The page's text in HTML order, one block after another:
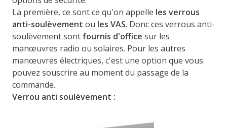
La première, ce sont ce qu'on appelle les verrous
anti-soulèvement ou les VAS. Donc ces verrous anti-
soulèvement sont fournis d'office sur les
manœuvres radio ou solaires. Pour les autres
manœuvres électriques, c'est une option que vous
pouvez souscrire au moment du passage de la
commande.
Verrou anti soulèvement :